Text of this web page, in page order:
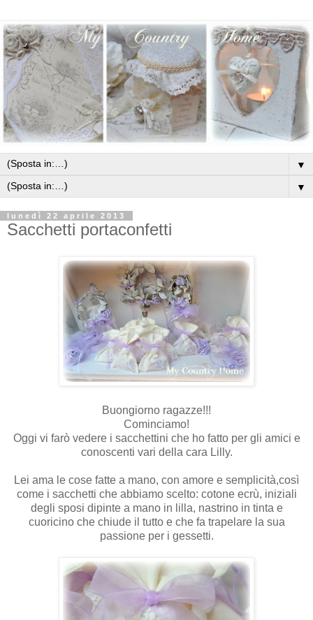
▼
▼
lunedì 22 aprile 2013
Sacchetti portaconfetti
Buongiorno ragazze!!!
Cominciamo!
Oggi vi farò vedere i sacchettini che ho fatto per gli amici e
conoscenti vari della cara Lilly.
Lei ama le cose fatte a mano, con amore e semplicità,così
come i sacchetti che abbiamo scelto: cotone ecrù, iniziali
degli sposi dipinte a mano in lilla, nastrino in tinta e
cuoricino che chiude il tutto e che fa trapelare la sua
passione per i gessetti.